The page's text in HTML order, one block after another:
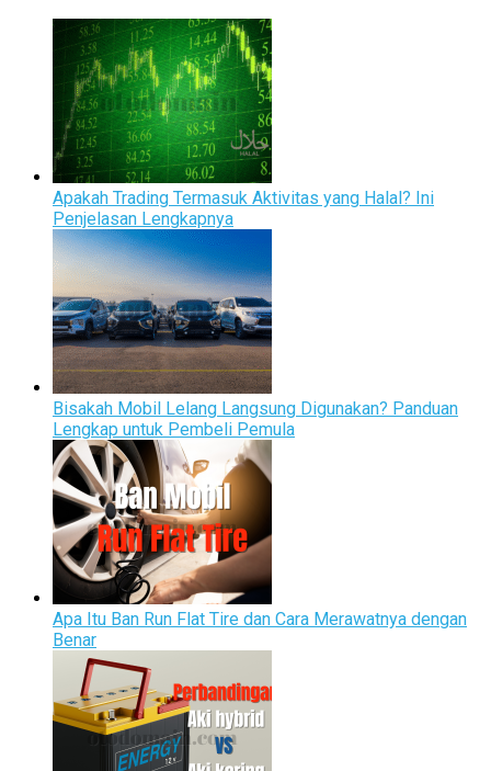
Apakah Trading Termasuk Aktivitas yang Halal? Ini
Penjelasan Lengkapnya
Bisakah Mobil Lelang Langsung Digunakan? Panduan
Lengkap untuk Pembeli Pemula
Apa Itu Ban Run Flat Tire dan Cara Merawatnya dengan
Benar